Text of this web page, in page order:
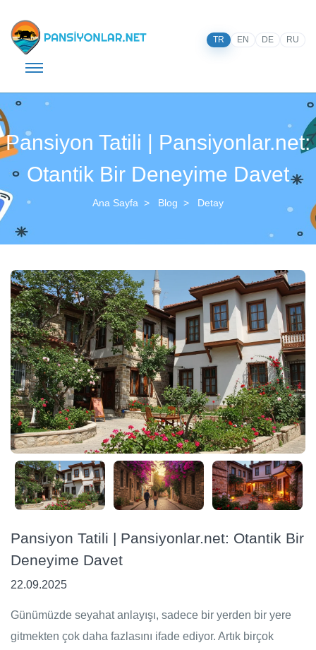
TR EN DE RU
Pansiyon Tatili | Pansiyonlar.net:
Otantik Bir Deneyime Davet
Ana Sayfa Blog Detay
Pansiyon Tatili | Pansiyonlar.net: Otantik Bir
Deneyime Davet
22.09.2025
Günümüzde seyahat anlayışı, sadece bir yerden bir yere
gitmekten çok daha fazlasını ifade ediyor. Artık birçok